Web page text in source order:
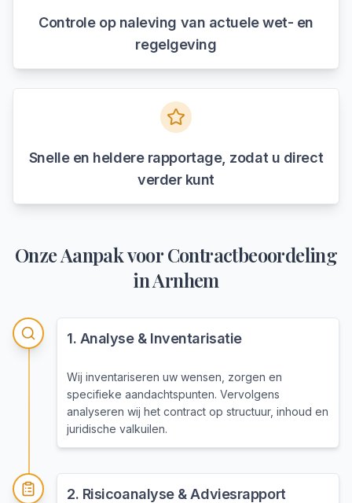
Controle op naleving van actuele wet- en
regelgeving
Snelle en heldere rapportage, zodat u direct
verder kunt
Onze Aanpak voorContractbeoordeling
inArnhem
1. Analyse & Inventarisatie
Wij inventariseren uw wensen, zorgen en
specifieke aandachtspunten. Vervolgens
analyseren wij het contract op structuur, inhoud en
juridische valkuilen.
2. Risicoanalyse & Adviesrapport